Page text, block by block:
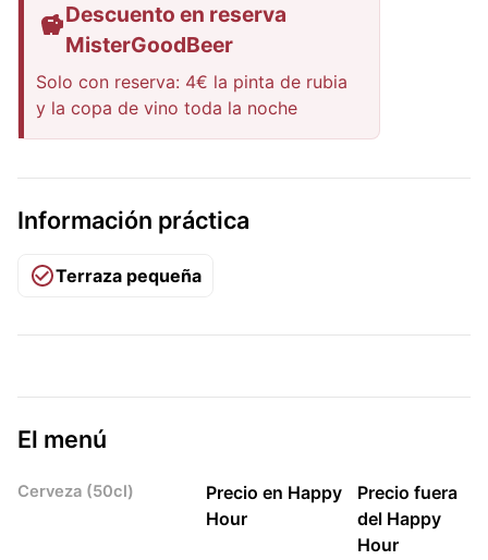
Descuento en reserva
MisterGoodBeer
Solo con reserva: 4€ la pinta de rubia
y la copa de vino toda la noche
Información práctica
Terraza pequeña
El menú
Cerveza (50cl)
Precio en Happy
Hour
Precio fuera
del Happy
Hour